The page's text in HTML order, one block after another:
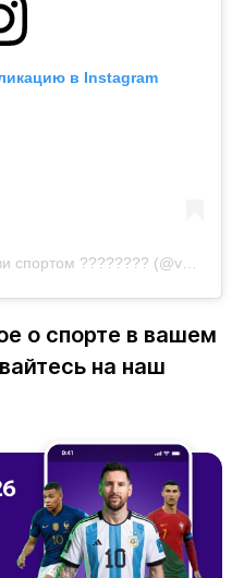
в Instagram
спортом ???????? (@vestikzsport)
о спорте в вашем
на наш